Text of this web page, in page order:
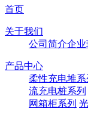
首页
关于我们
公司简介企
产品中心
柔性充电堆系
流充电桩系列
网箱柜系列